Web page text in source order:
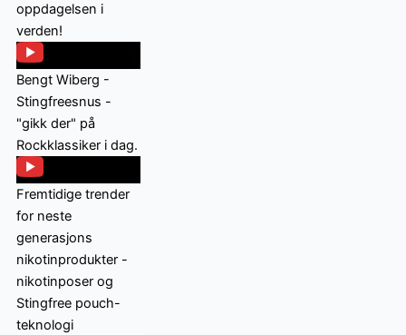
oppdagelsen i
verden!
Bengt Wiberg -
Stingfreesnus -
"gikk der" på
Rockklassiker i dag.
Fremtidige trender
for neste
generasjons
nikotinprodukter -
nikotinposer og
Stingfree pouch-
teknologi